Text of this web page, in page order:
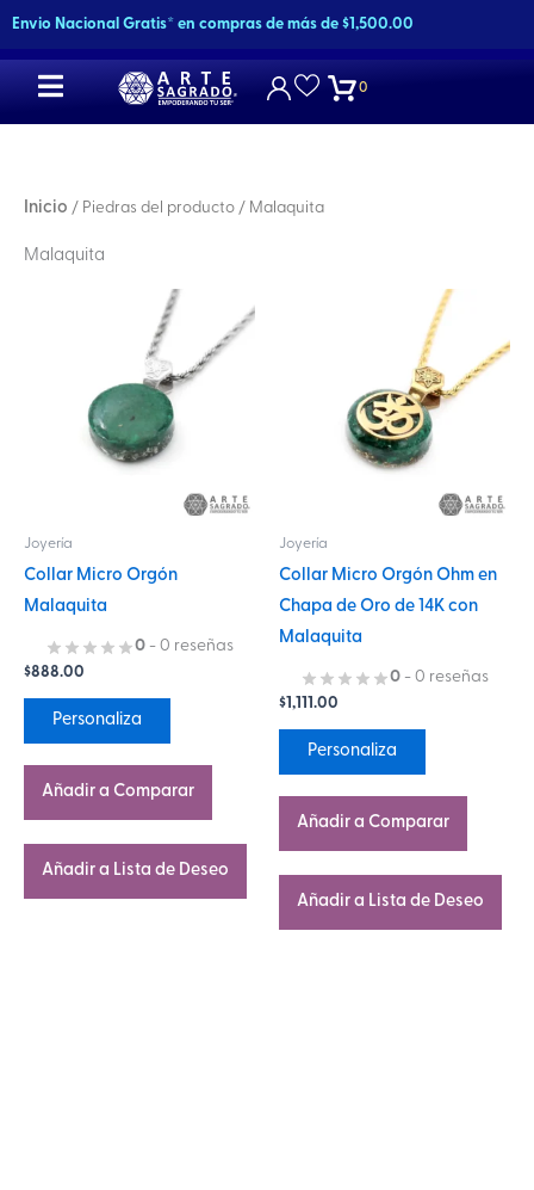
contenido
Envio Nacional Gratis* en compras de más de $1,500.00
0
Inicio / Piedras del producto / Malaquita
Malaquita
Joyería
Collar Micro Orgón
Malaquita
0 - 0 reseñas
$888.00
Personaliza
Este
producto
tiene
múltiples
variantes.
opciones
elegir
la
Añadir a Comparar
Añadir a Lista de Deseo
Joyería
Collar Micro Orgón Ohm en
Chapa de Oro de 14K con
Malaquita
0 - 0 reseñas
$1,111.00
Personaliza
Este
producto
tiene
múltiples
variantes.
Las
opciones
elegir
en
página
Añadir a Comparar
Añadir a Lista de Deseo